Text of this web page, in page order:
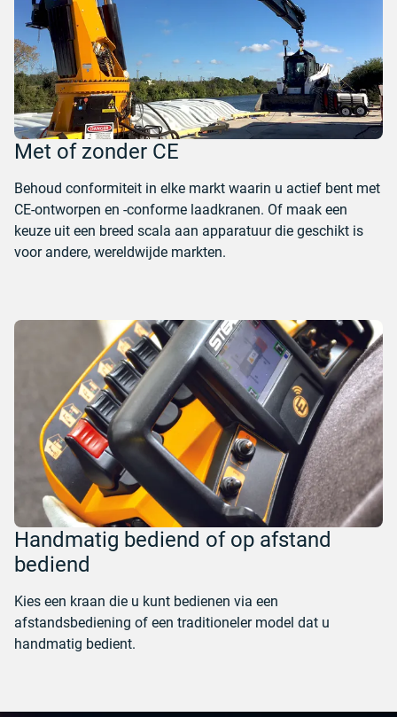
Met of zonder CE
Behoud conformiteit in elke markt waarin u actief bent met
CE-ontworpen en -conforme laadkranen. Of maak een
keuze uit een breed scala aan apparatuur die geschikt is
voor andere, wereldwijde markten.
Handmatig bediend of op afstand
bediend
Kies een kraan die u kunt bedienen via een
afstandsbediening of een traditioneler model dat u
handmatig bedient.